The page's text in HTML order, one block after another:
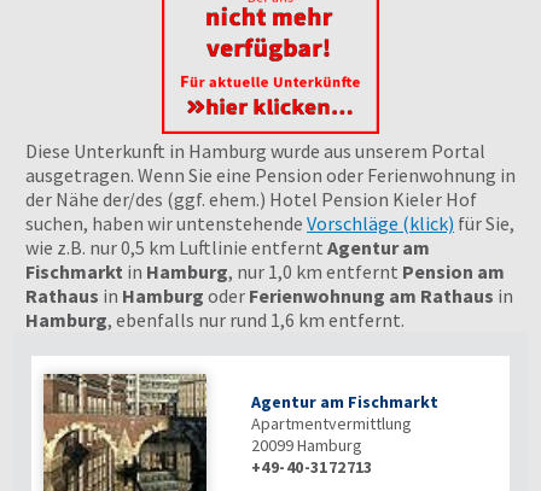
Diese Unterkunft in Hamburg wurde aus unserem Portal
ausgetragen. Wenn Sie eine Pension oder Ferienwohnung in
der Nähe der/des (ggf. ehem.) Hotel Pension Kieler Hof
suchen, haben wir untenstehende Vorschläge (klick) für Sie,
wie z.B. nur 0,5 km Luftlinie entfernt Agentur am
Fischmarkt in Hamburg, nur 1,0 km entfernt Pension am
Rathaus in Hamburg oder Ferienwohnung am Rathaus in
Hamburg, ebenfalls nur rund 1,6 km entfernt.
Agentur am Fischmarkt
Apartmentvermittlung
20099Hamburg
+49-40-3172713